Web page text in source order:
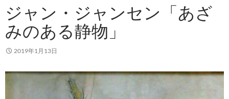
ジャン・ジャンセン「あざ
みのある静物」
2019年1月13日